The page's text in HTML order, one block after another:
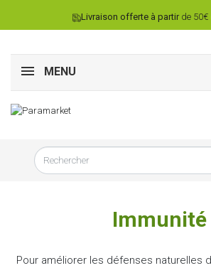
Livraison offerte à partirde 50€
MENU
Immunité
Pour améliorer les défenses naturelles